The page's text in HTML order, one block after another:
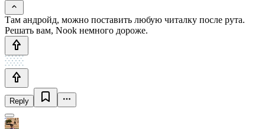
Там андройд, можно поставить любую читалку после рута.
Решать вам, Nook немного дороже.
Reply